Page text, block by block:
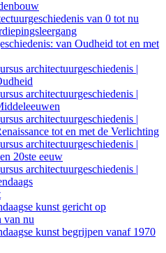
van 0 tot nu
van Oudheid tot en met
architectuurgeschiedenis |
architectuurgeschiedenis |
architectuurgeschiedenis |
tot en met de Verlichting
architectuurgeschiedenis |
20ste eeuw
architectuurgeschiedenis |
kunst gericht op
van nu
kunst begrijpen vanaf 1970